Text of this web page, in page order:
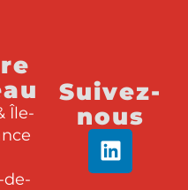
Île-
de-
Suivez-
nous